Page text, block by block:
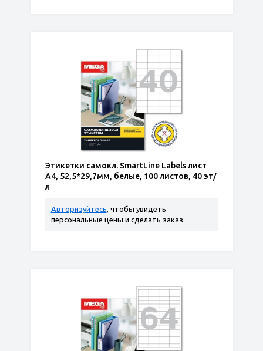
Этикетки самокл. SmartLine Labels лист
А4, 52,5*29,7мм, белые, 100 листов, 40 эт/
л
Авторизуйтесь, чтобы увидеть
персональные цены и сделать заказ